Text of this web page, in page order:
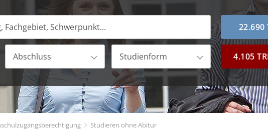
Abschluss Studienform
Studieren ohne Abitur